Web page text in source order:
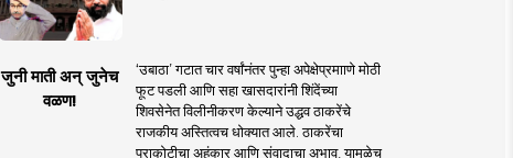
जुनी माती अन् जुनेच
वळण!
‘उबाठा’ गटात चार वर्षांनंतर पुन्हा अपेक्षेप्रमााणे मोठी
फूट पडली आणि सहा खासदारांनी शिंदेंच्या
शिवसेनेत विलीनीकरण केल्याने उद्धव ठाकरेंचे
राजकीय अस्तित्वच धोक्यात आले. ठाकरेंचा
पराकोटीचा अहंकार आणि संवादाचा अभाव, यामुळेच